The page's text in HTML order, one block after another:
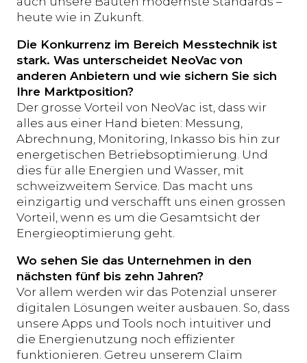
heute wie in Zukunft.
Die Konkurrenz im Bereich Messtechnik ist
stark. Was unterscheidet NeoVac von
anderen Anbietern und wie sichern Sie sich
Ihre Marktposition?
Der grosse Vorteil von NeoVac ist, dass wir
alles aus einer Hand bieten: Messung,
Abrechnung, Monitoring, Inkasso bis hin zur
energetischen Betriebsoptimierung. Und
dies für alle Energien und Wasser, mit
schweizweitem Service. Das macht uns
einzigartig und verschafft uns einen grossen
Vorteil, wenn es um die Gesamtsicht der
Energieoptimierung geht.
Wo sehen Sie das Unternehmen in den
nächsten fünf bis zehn Jahren?
Vor allem werden wir das Potenzial unserer
digitalen Lösungen weiter ausbauen. So, dass
unsere Apps und Tools noch intuitiver und
die Energienutzung noch effizienter
funktionieren. Getreu unserem Claim